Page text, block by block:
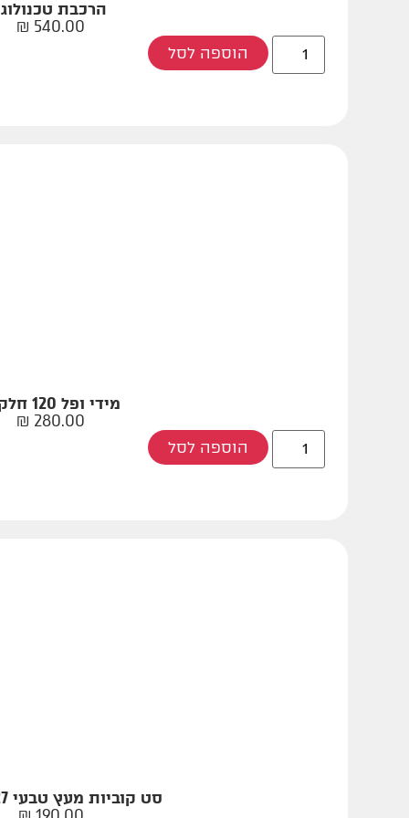
הרכבת
540.00
₪
הוספה לסל
מידי ופל 120 חלקים
280.00
₪
הוספה לסל
סט קוביות מעץ טבעי 27 יחידות